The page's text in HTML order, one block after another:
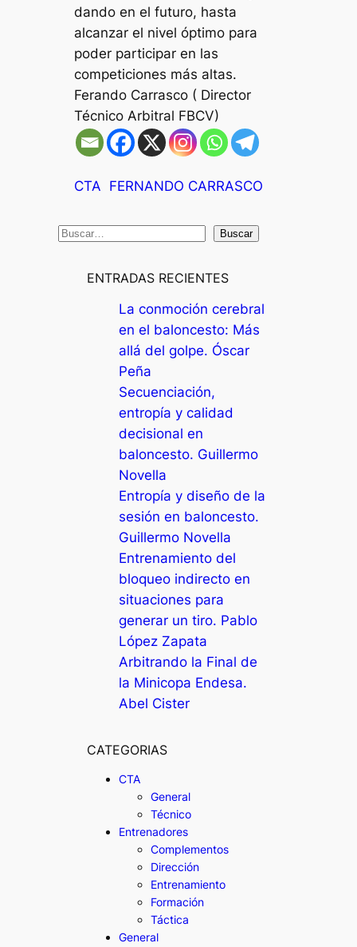
dando en el futuro, hasta
alcanzar el nivel óptimo para
poder participar en las
competiciones más altas.
Ferando Carrasco ( Director
Técnico Arbitral FBCV)
CTA FERNANDO CARRASCO
B
Buscar
ENTRADAS RECIENTES
La conmoción cerebral
en el baloncesto: Más
allá del golpe. Óscar
Peña
Secuenciación,
entropía y calidad
decisional en
baloncesto. Guillermo
Novella
Entropía y diseño de la
sesión en baloncesto.
Guillermo Novella
Entrenamiento del
bloqueo indirecto en
situaciones para
generar un tiro. Pablo
López Zapata
Arbitrando la Final de
la Minicopa Endesa.
Abel Cister
CATEGORIAS
CTA
General
Técnico
Entrenadores
Complementos
Dirección
Entrenamiento
Formación
Táctica
General